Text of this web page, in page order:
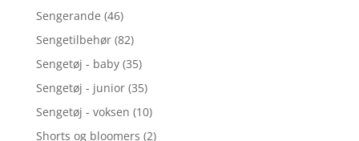
Sengerande (46)
Sengetilbehør (82)
Sengetøj - baby (35)
Sengetøj - junior (35)
Sengetøj - voksen (10)
Shorts og bloomers (2)